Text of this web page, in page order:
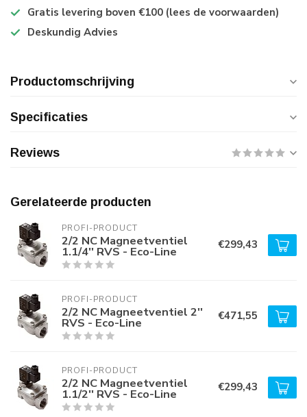
Gratis levering boven €100 (lees de voorwaarden)
Deskundig Advies
Productomschrijving
Specificaties
Reviews
Gerelateerde producten
PROFI-PRODUCT
2/2 NC Magneetventiel
1.1/4'' RVS - Eco-Line €299,43
PROFI-PRODUCT
2/2 NC Magneetventiel 2''
RVS - Eco-Line €471,55
PROFI-PRODUCT
2/2 NC Magneetventiel
1.1/2'' RVS - Eco-Line €299,43